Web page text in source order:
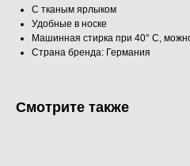
С тканым ярлыком
Удобные в носке
Машинная стирка при 40° C,
Страна бренда: Германия
Смотрите также